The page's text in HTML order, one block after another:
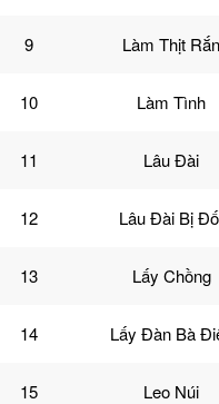
9 Làm Thịt Rắn
10 Làm Tình
11 Lâu Đài
12 Lâu Đài Bị
13 Lấy Chồng
14 Lấy Đàn Bà
15 Leo Núi